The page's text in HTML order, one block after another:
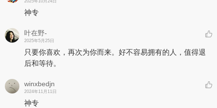
2025年10月24日
神专
叶在野-
2025年5月25日
只要你喜欢，再次为你而来。好不容易拥有的人，值得退
后和等待。
winxbedjn
2024年11月11日
神专